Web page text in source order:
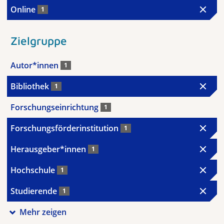
Online 1
Zielgruppe
Autor*innen 1
Bibliothek 1
Forschungseinrichtung 1
Forschungsförderinstitution 1
Herausgeber*innen 1
Hochschule 1
Studierende 1
Mehr zeigen